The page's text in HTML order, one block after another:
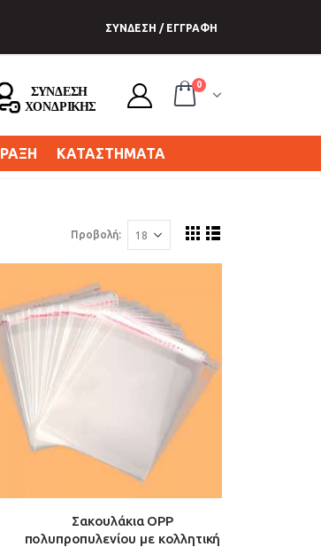
ΣΥΝΔΕΣΗ / ΕΓΓΡΑΦΗ
0
ΚΑΤΑΣΤΗΜΑΤΑ
Προβολή:
Σακουλάκια OPP
πολυπροπυλενίου με κολλητική